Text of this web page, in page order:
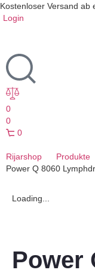
Kostenloser Versand ab
Login
0
0
0
Rijarshop
Produkte
Power Q 8060
Loading...
Power